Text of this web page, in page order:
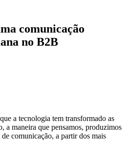
comunicação
no B2B
a tecnologia tem transformado as
a maneira que pensamos, produzimos
comunicação, a partir dos mais